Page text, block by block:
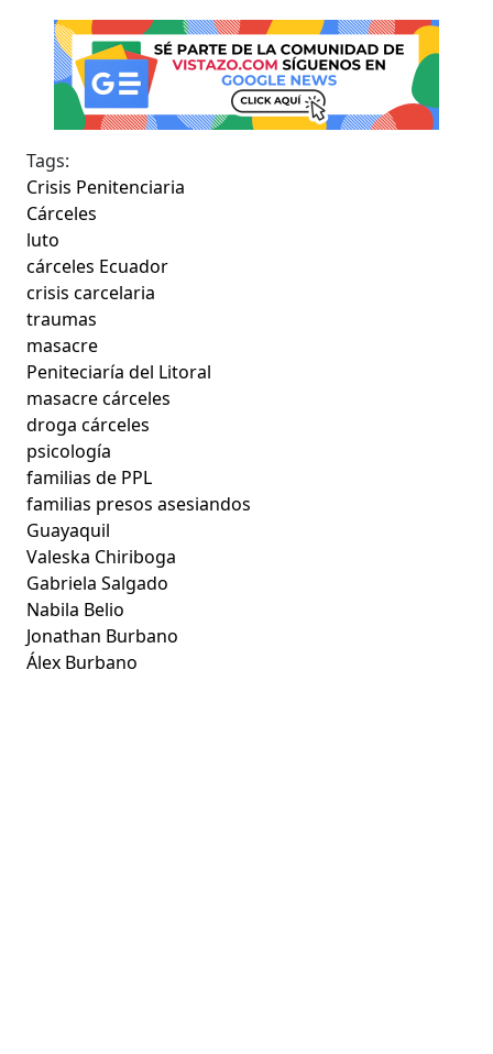
Tags:
Crisis Penitenciaria
Cárceles
luto
cárceles Ecuador
crisis carcelaria
traumas
masacre
Peniteciaría del Litoral
masacre cárceles
droga cárceles
psicología
familias de PPL
familias presos asesiandos
Guayaquil
Valeska Chiriboga
Gabriela Salgado
Nabila Belio
Jonathan Burbano
Álex Burbano